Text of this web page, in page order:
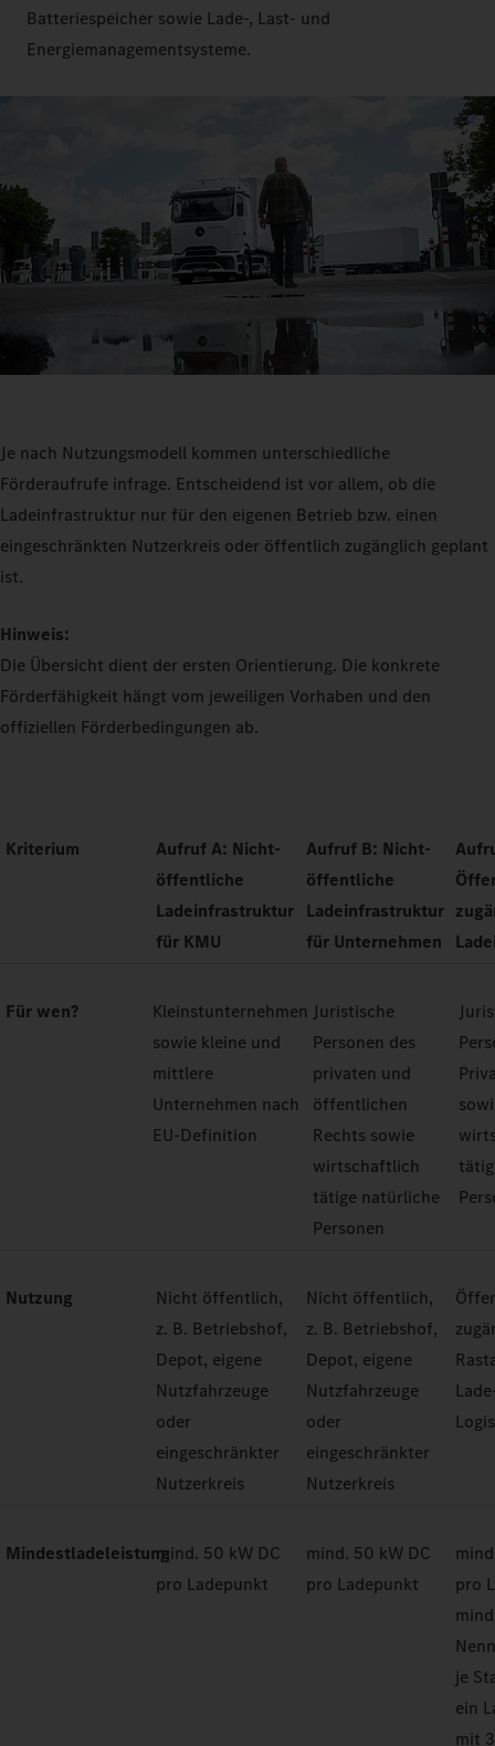
Batteriespeicher sowie Lade-, Last- und
Energiemanagementsysteme.
Je nach Nutzungsmodell kommen unterschiedliche
Förderaufrufe infrage. Entscheidend ist vor allem, ob die
Ladeinfrastruktur nur für den eigenen Betrieb bzw. einen
eingeschränkten Nutzerkreis oder öffentlich zugänglich geplant
ist.
Hinweis:
Die Übersicht dient der ersten Orientierung. Die konkrete
Förderfähigkeit hängt vom jeweiligen Vorhaben und den
offiziellen Förderbedingungen ab.
Kriterium
Aufruf A: Nicht-
öffentliche
Ladeinfrastruktur
für KMU
Aufruf B: Nicht-
öffentliche
Ladeinfrastruktur
für Unternehmen
Für wen?
Kleinstunternehmen
sowie kleine und
mittlere
Unternehmen nach
EU-Definition
Juristische
Personen des
privaten und
öffentlichen
Rechts sowie
wirtschaftlich
tätige natürliche
Personen
Nutzung
Nicht öffentlich,
z. B. Betriebshof,
Depot, eigene
Nutzfahrzeuge
oder
eingeschränkter
Nutzerkreis
Nicht öffentlich,
z. B. Betriebshof,
Depot, eigene
Nutzfahrzeuge
oder
eingeschränkter
Nutzerkreis
Mindestladeleistungmind. 50 kW DC
pro Ladepunkt
mind. 50 kW DC
pro Ladepunkt
pro
je
ein
mit